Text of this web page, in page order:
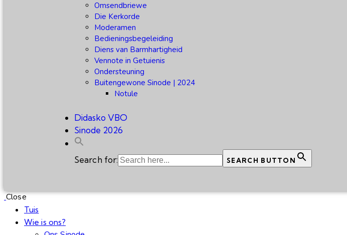
Omsendbriewe
Die Kerkorde
Moderamen
Bedieningsbegeleiding
Diens van Barmhartigheid
Vennote in Getuienis
Ondersteuning
Buitengewone Sinode | 2024
Notule
Didasko VBO
Sinode 2026
Search for: SEARCH BUTTON
Close
Tuis
Wie is ons?